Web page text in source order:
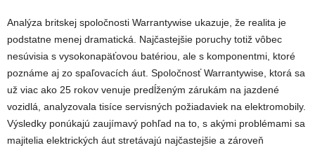
Analýza britskej spoločnosti Warrantywise ukazuje, že realita je
podstatne menej dramatická. Najčastejšie poruchy totiž vôbec
nesúvisia s vysokonapäťovou batériou, ale s komponentmi, ktoré
poznáme aj zo spaľovacích áut. Spoločnosť Warrantywise, ktorá sa
už viac ako 25 rokov venuje predĺženým zárukám na jazdené
vozidlá, analyzovala tisíce servisných požiadaviek na elektromobily.
Výsledky ponúkajú zaujímavý pohľad na to, s akými problémami sa
majitelia elektrických áut stretávajú najčastejšie a zároveň